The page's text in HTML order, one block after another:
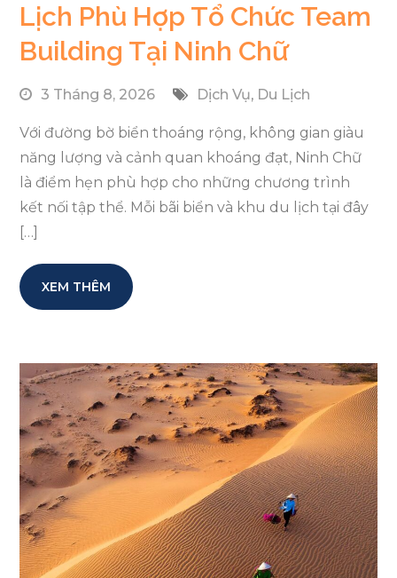
Lịch Phù Hợp Tổ Chức Team
Building Tại Ninh Chữ
3 Tháng 8, 2026 Dịch Vụ, Du Lịch
Với đường bờ biển thoáng rộng, không gian giàu
năng lượng và cảnh quan khoáng đạt, Ninh Chữ
là điểm hẹn phù hợp cho những chương trình
kết nối tập thể. Mỗi bãi biển và khu du lịch tại đây
[…]
XEM THÊM